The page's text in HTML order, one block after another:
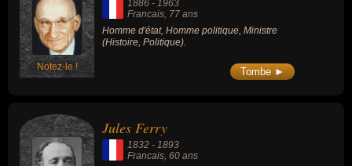
Notez-le !
1886 - 1963
Francais, 77 ans
Homme d'état, Homme politique, Ministre
(Histoire, Politique).
Tombe ►
Jules Ferry
1832 - 1893
Francais , 60 ans